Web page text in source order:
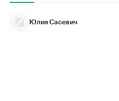
Юлия Сасевич